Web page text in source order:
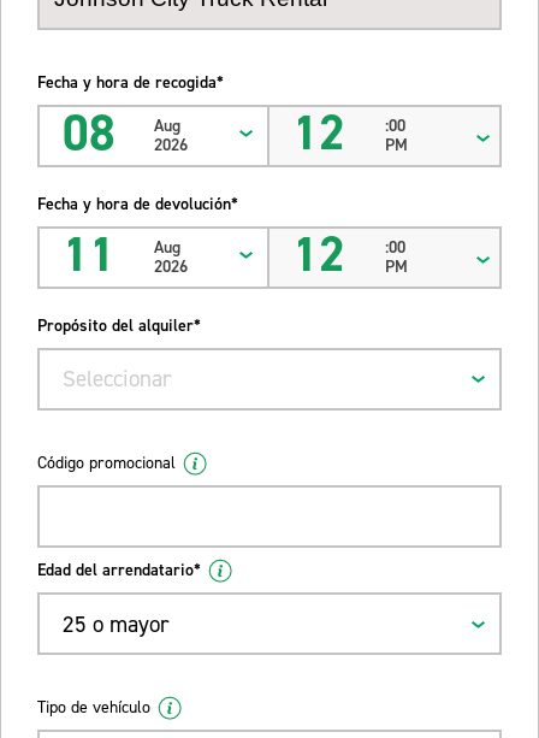
Fecha y hora de recogida*
08
Aug
2026
12
:00
PM
Fecha y hora de devolución*
11
Aug
2026
12
:00
PM
Propósito del alquiler*
Seleccionar
Código promocional
Edad del arrendatario*
25 o mayor
Tipo de vehículo